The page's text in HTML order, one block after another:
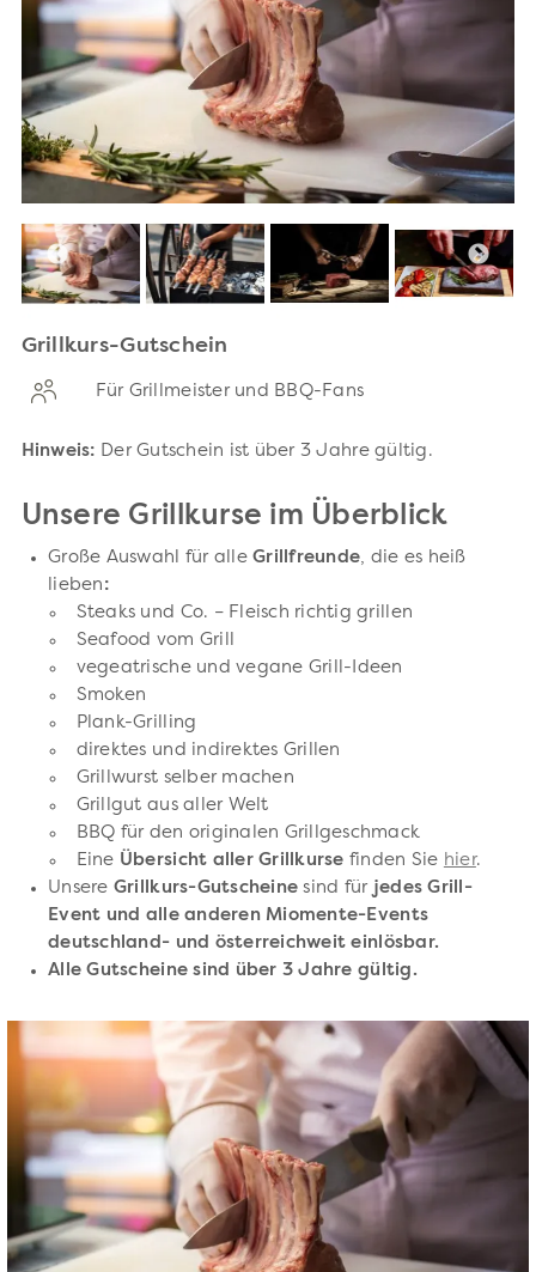
Grillkurs-Gutschein
Für Grillmeister und BBQ-Fans
Hinweis: Der Gutschein ist über 3 Jahre gültig.
Unsere Grillkurse im Überblick
Große Auswahl für alleGrillfreunde, die es heiß
lieben :
Steaks und Co. – Fleisch richtig grillen
Seafood vom Grill
vegeatrische und vegane Grill-Ideen
Smoken
Plank-Grilling
direktes und indirektes Grillen
Grillwurst selber machen
Grillgut aus aller Welt
BBQ für den originalen Grillgeschmack
Eine Übersicht aller Grillkurse finden Sie hier.
Unsere Grillkurs-Gutscheine sind für jedes Grill-
Event und alle anderen Miomente-Events
deutschland- und österreichweit einlösbar.
Alle Gutscheine sind über 3 Jahre gültig.